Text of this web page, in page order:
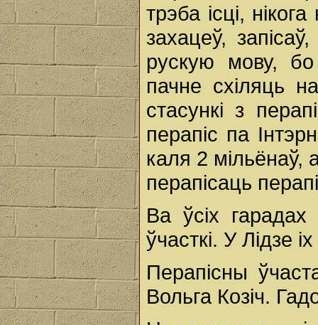
трэба ісці,
захацеў,
рускую мову,
пачне схіляць
стасункі з
перапіс па
каля 2 мільёнаў,
перапісаць
Ва ўсіх
ўчасткі. У Лідзе
Перапісны
Вольга Козіч.